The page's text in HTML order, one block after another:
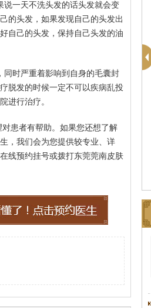
说一天不洗头发的话头发就会变
的头发，如果发现自己的头发出
自己的头发，保持自己头发的油
同时严重着影响到自身的毛囊封
脱发的时候一定不可以疾病乱投
进行治疗。
患者有帮助。如果您还想了解
，我们会为您提供较专业、详
线预约挂号或拨打东莞莞南皮肤
医生简介
：东莞莞南皮肤病医院皮肤科主任，
从事皮肤病临床诊疗工作多年，在…